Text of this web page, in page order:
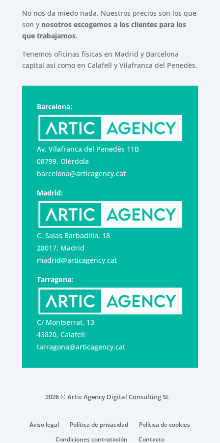
No nos da miedo nada. Nuestros precios son los que
son y nosotros escogemos a los clientes para los
que trabajamos.
Tenemos oficinas físicas en Madrid y Barcelona
capital así como en Calafell y Vilafranca del Penedès.
Barcelona:
Av. Vilafranca del Penedès 11B
08799, Olèrdola
barcelona@articagency.cat
Madrid:
C. Salas Barbadillo, 18
28017, Madrid
madrid@articagency.cat
Tarragona:
C/ Montserrat, 13
43820, Calafell
tarragona@articagency.cat
2026 © Artic Agency Digital Consulting SL
Aviso legal Política de privacidad
Política de cookies
Condiciones contratación
Contacto